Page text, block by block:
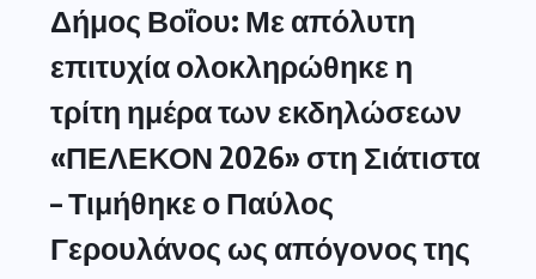
Δήμος Βοΐου: Με απόλυτη
επιτυχία ολοκληρώθηκε η
τρίτη ημέρα των εκδηλώσεων
«ΠΕΛΕΚΟΝ 2026» στη Σιάτιστα
– Τιμήθηκε ο Παύλος
Γερουλάνος ως απόγονος της